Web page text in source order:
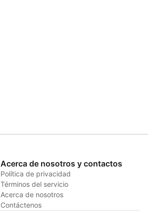
Acerca de nosotros y contactos
Política de privacidad
Términos del servicio
Acerca de nosotros
Contáctenos